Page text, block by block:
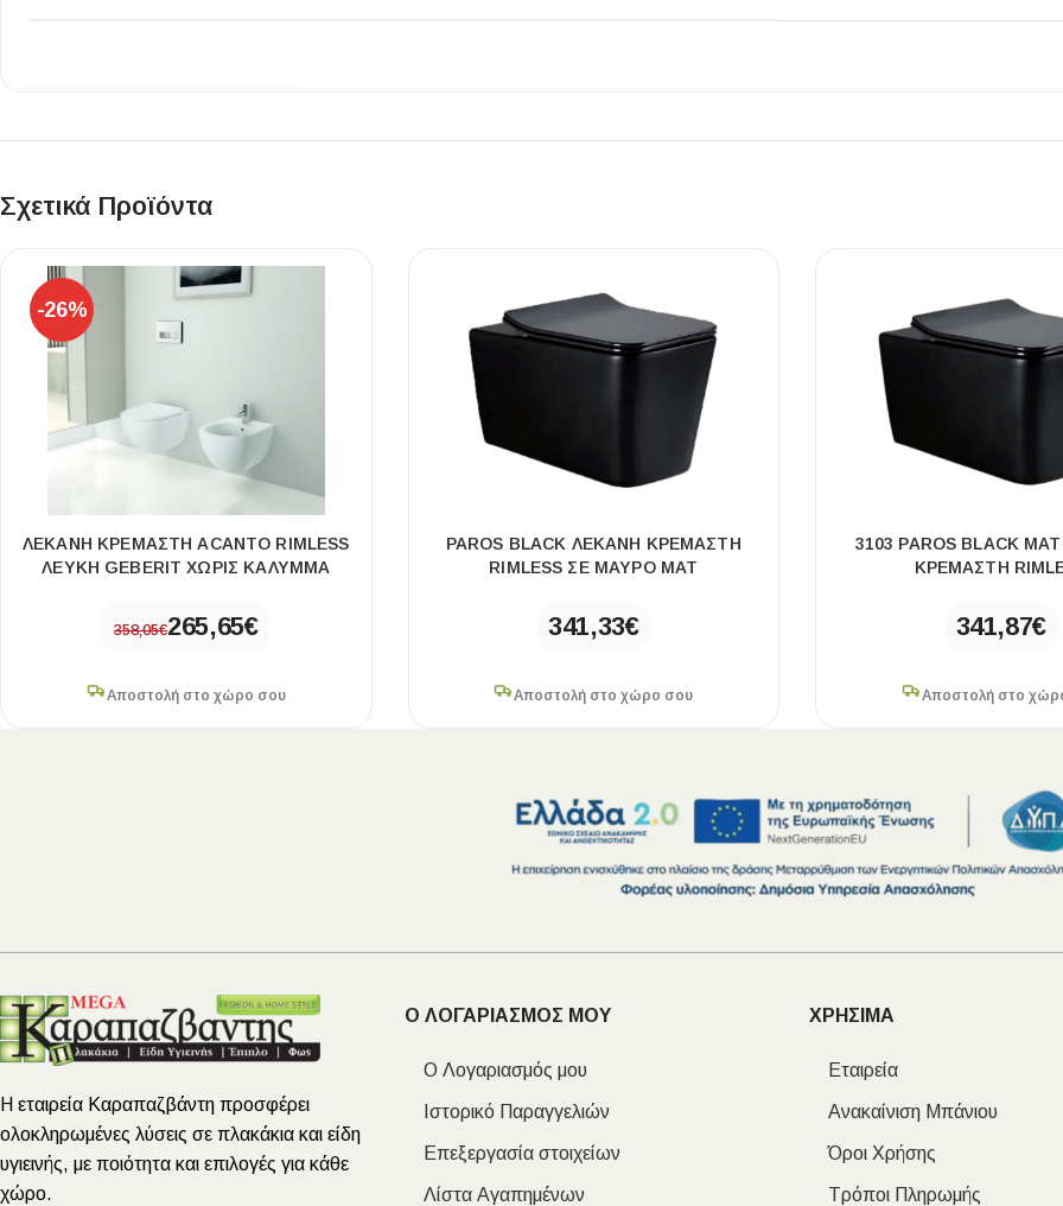
Σχετικά Προϊόντα
-26%
ΛΕΚΑΝΗ ΚΡΕΜΑΣΤΗ ACANTO RIMLESS
ΛΕΥΚΗ GEBERIT ΧΩΡΙΣ ΚΑΛΥΜΜΑ
358,05€265,65€
Αποστολή στο χώρο σου
PAROS BLACK ΛΕΚΑΝΗ ΚΡΕΜΑΣΤΗ
RIMLESS ΣΕ ΜΑΥΡΟ ΜΑΤ
341,33€
Αποστολή στο χώρο σου
3103 PAROS BLACK
ΚΡΕΜΑΣΤΗ
341,87€
Αποστολή στο
Η εταιρεία Καραπαζβάντη προσφέρει
ολοκληρωμένες λύσεις σε πλακάκια και είδη
υγιεινής, με ποιότητα και επιλογές για κάθε
χώρο.
Ο ΛΟΓΑΡΙΑΣΜΟΣ ΜΟΥ
Ο Λογαριασμός μου
Ιστορικό Παραγγελιών
Επεξεργασία στοιχείων
Λίστα Αγαπημένων
ΧΡΗΣΙΜΑ
Εταιρεία
Ανακαίνιση Μπάνιου
Όροι Χρήσης
Τρόποι Πληρωμής